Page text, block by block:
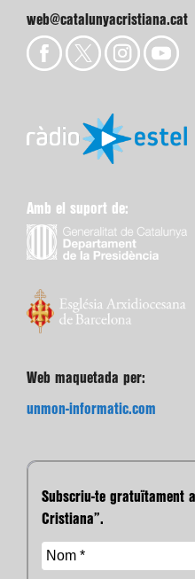
web@catalunyacristiana.cat
Amb el suport de:
Web maquetada per:
unmon-informatic.com
Subscriu-te gratuïtament
Cristiana”.